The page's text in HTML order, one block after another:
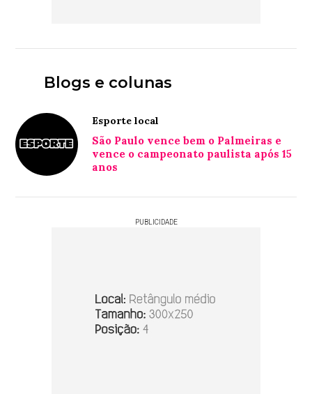
Blogs e colunas
Esporte local
São Paulo vence bem o Palmeiras e
vence o campeonato paulista após 15
anos
PUBLICIDADE